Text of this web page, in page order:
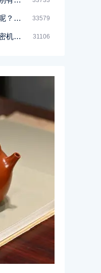
如何辨别龙血砂紫砂壶呢？记住一点 33579
紫砂机车壶能用吗？揭密机车壶的真实面目 31106